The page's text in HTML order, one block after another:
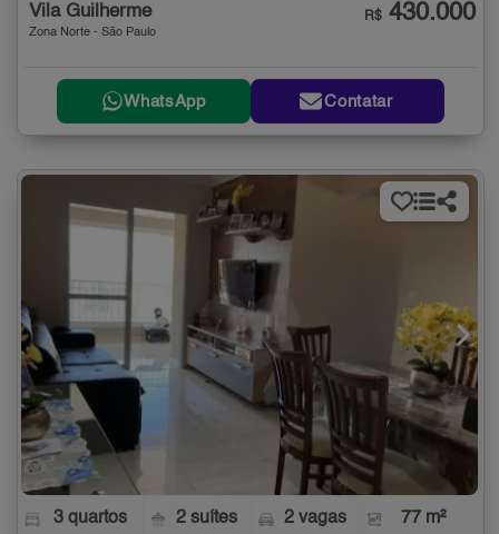
Vila Guilherme
Zona Norte - São Paulo
R$ 430.000
WhatsApp Contatar
3 quartos 2 suítes 2 vagas 77 m²